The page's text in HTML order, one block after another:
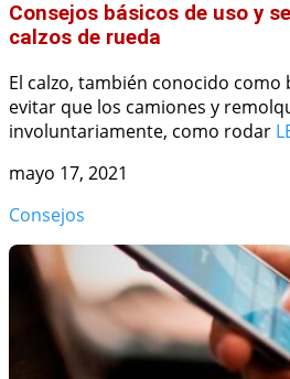
Consejos básicos de uso y
calzos de rueda
El calzo, también conocido como
evitar que los camiones y
involuntariamente, como rodar
mayo 17, 2021
Consejos